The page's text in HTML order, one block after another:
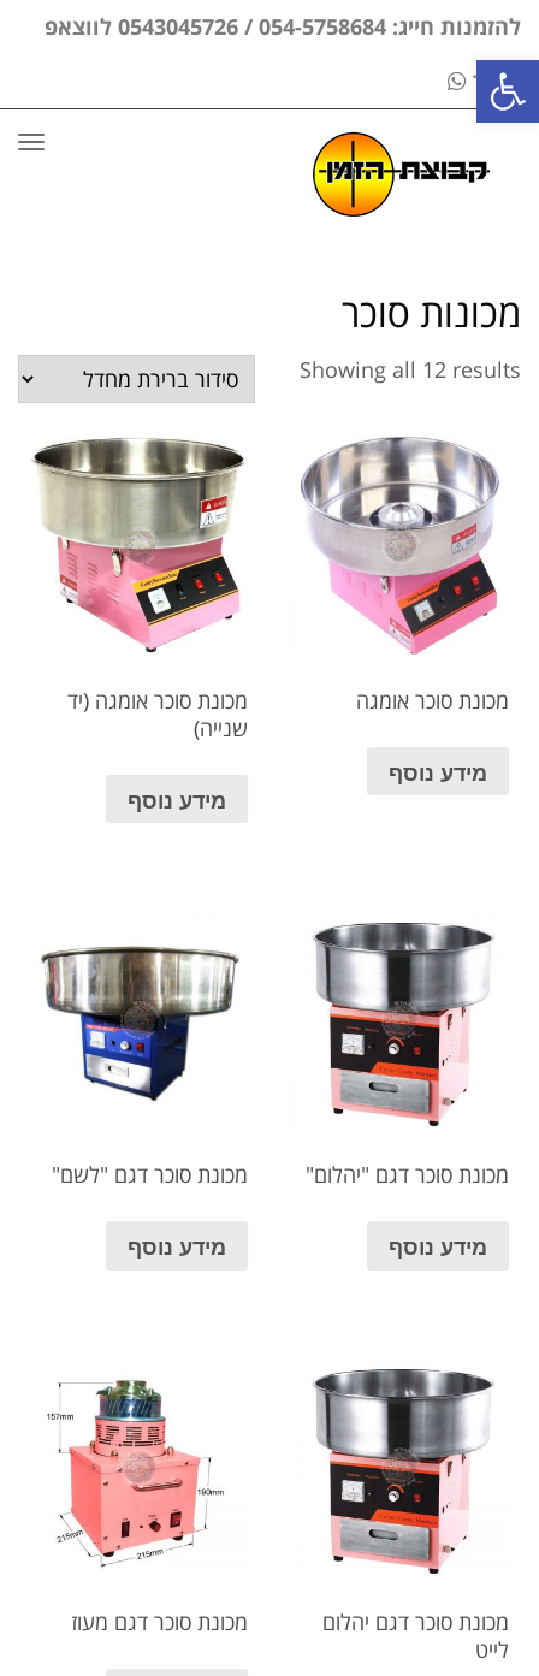
פתח סרגל נגישות
להזמנות חייג: 054-5758684 / 0543045726 לווצאפ
בלבד
מכונות סוכר
Showing all 12 results
מכונת סוכר אומגה
מידע נוסף
מכונת סוכר אומגה (יד
שנייה)
מידע נוסף
מכונת סוכר דגם "יהלום"
מידע נוסף
מכונת סוכר דגם "לשם"
מידע נוסף
מכונת סוכר דגם יהלום
לייט
מכונת סוכר דגם מעוז